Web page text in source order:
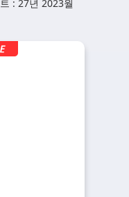
: 27년 2023월